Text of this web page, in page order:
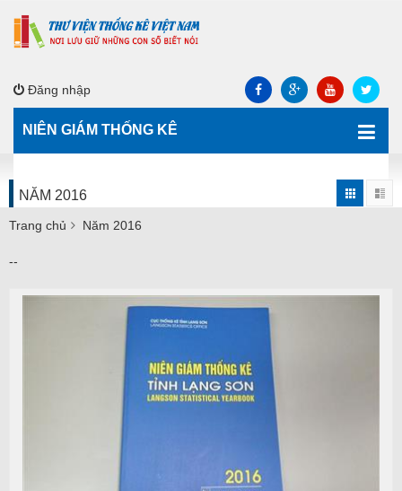
Đăng nhập
NIÊN GIÁM THỐNG KÊ
NĂM 2016
Trang chủ Năm 2016
--